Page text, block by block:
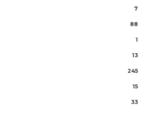
7
88
1
13
245
15
33